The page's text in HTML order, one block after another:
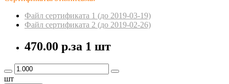
Файл сертификата 1 (до 2019-03-19)
Файл сертификата 2 (до 2019-02-26)
470.00 р.за 1 шт
шт